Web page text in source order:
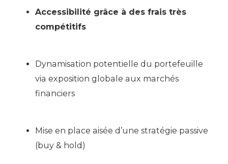
Accessibilité grâce à des frais très
compétitifs
Dynamisation potentielle du portefeuille
via exposition globale aux marchés
financiers
Mise en place aisée d’une stratégie passive
(buy & hold)